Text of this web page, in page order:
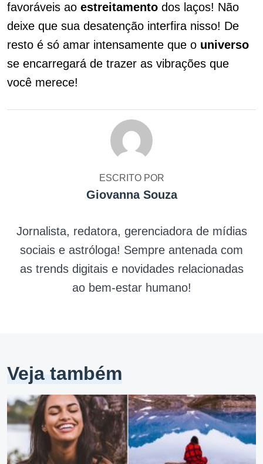
favoráveis ao estreitamento dos laços! Não
deixe que sua desatenção interfira nisso! De
resto é só amar intensamente que o universo
se encarregará de trazer as vibrações que
você merece!
ESCRITO POR
Giovanna Souza
Jornalista, redatora, gerenciadora de mídias
sociais e astróloga! Sempre antenada com
as trends digitais e novidades relacionadas
ao bem-estar humano!
Veja também